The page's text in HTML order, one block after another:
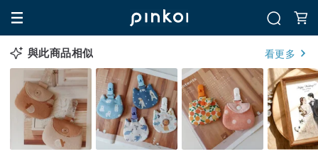
與此商品相似 看更多